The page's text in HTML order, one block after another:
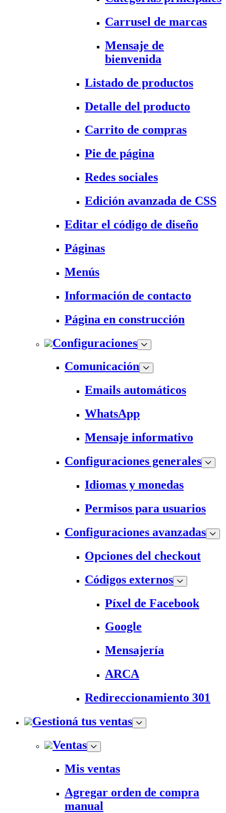
Carrusel de marcas
Mensaje de
bienvenida
Listado de productos
Detalle del producto
Carrito de compras
Pie de página
Redes sociales
Edición avanzada de CSS
Editar el código de diseño
Páginas
Menús
Información de contacto
Página en construcción
Configuraciones
Comunicación
Emails automáticos
WhatsApp
Mensaje informativo
Configuraciones generales
Idiomas y monedas
Permisos para usuarios
Configuraciones avanzadas
Opciones del checkout
Códigos externos
Píxel de Facebook
Google
Mensajería
ARCA
Redireccionamiento 301
Gestioná tus ventas
Ventas
Mis ventas
Agregar orden de compra
manual